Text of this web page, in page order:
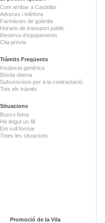
Com arribar a Castellar
Adreces i telèfons
Farmàcies de guàrdia
Horaris de transport públic
Reserva d'equipaments
Cita prèvia
Tràmits Freqüents
Instància genèrica
Bústia oberta
Subvencions per a la contractació
Tots els tràmits
Situacions
Busco feina
He tingut un fill
Em vull formar
Totes les situacions
Promoció de la Vila